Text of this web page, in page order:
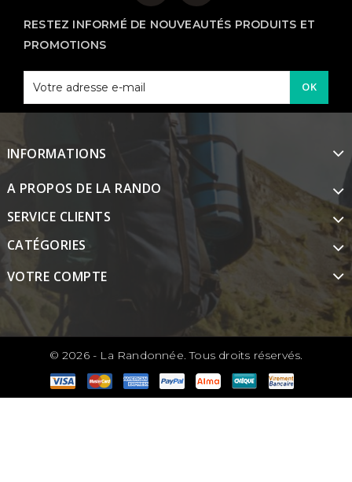
RESTEZ INFORMÉ DE NOUVEAUTÉS PRODUITS ET
PROMOTIONS
OK
INFORMATIONS
A PROPOS DE LA RANDO
SERVICE CLIENTS
CATÉGORIES
VOTRE COMPTE
© 2026 - La Randonnée. Tous droits réservés.